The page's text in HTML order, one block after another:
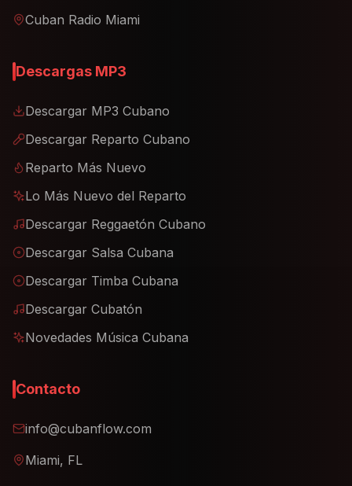
Cuban Radio Miami
Descargas MP3
Descargar MP3 Cubano
Descargar Reparto Cubano
Reparto Más Nuevo
Lo Más Nuevo del Reparto
Descargar Reggaetón Cubano
Descargar Salsa Cubana
Descargar Timba Cubana
Descargar Cubatón
Novedades Música Cubana
Contacto
info@cubanflow.com
Miami, FL